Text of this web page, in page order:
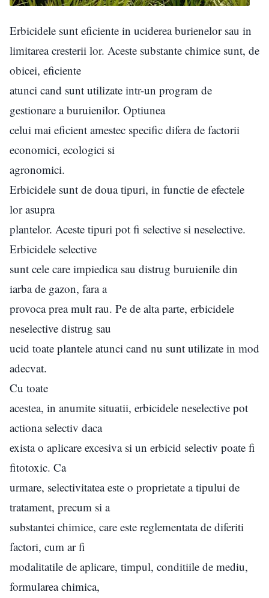
Erbicidele sunt eficiente in uciderea burienelor sau in
limitarea cresterii lor. Aceste substante chimice sunt, de
obicei, eficiente
atunci cand sunt utilizate intr-un program de
gestionare a buruienilor. Optiunea
celui mai eficient amestec specific difera de factorii
economici, ecologici si
agronomici.
Erbicidele sunt de doua tipuri, in functie de efectele
lor asupra
plantelor. Aceste tipuri pot fi selective si neselective.
Erbicidele selective
sunt cele care impiedica sau distrug buruienile din
iarba de gazon, fara a
provoca prea mult rau. Pe de alta parte, erbicidele
neselective distrug sau
ucid toate plantele atunci cand nu sunt utilizate in mod
adecvat.
Cu toate
acestea, in anumite situatii, erbicidele neselective pot
actiona selectiv daca
exista o aplicare excesiva si un erbicid selectiv poate fi
fitotoxic. Ca
urmare, selectivitatea este o proprietate a tipului de
tratament, precum si a
substantei chimice, care este reglementata de diferiti
factori, cum ar fi
modalitatile de aplicare, timpul, conditiile de mediu,
formularea chimica,